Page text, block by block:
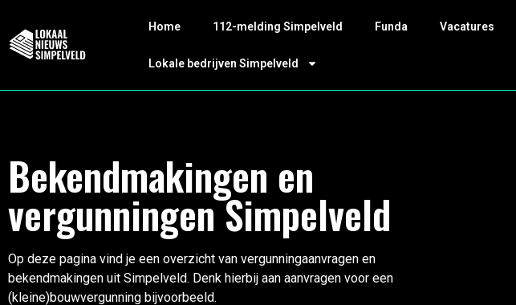
Home 112-melding Simpelveld Funda Vacatures
Lokale bedrijven Simpelveld
Bekendmakingen en
vergunningen Simpelveld
Op deze pagina vind je een overzicht van vergunningaanvragen en
bekendmakingen uit Simpelveld. Denk hierbij aan aanvragen voor een
(kleine)bouwvergunning bijvoorbeeld.